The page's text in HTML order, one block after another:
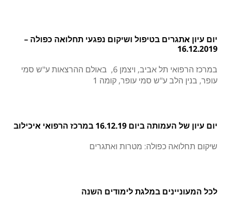
יום עיון אתגרים בטיפול ושיקום נפגעי תחלואה כפולה –
16.12.2019
במרכז הרפואי תל אביב, ויצמן 6, באולם ההרצאות ע"ש סמי
עופר, בנין הלב ע"ש סמי עופר, קומה 1
יום עיון של העמותה ביום 16.12.19 במרכז הרפואי איכילוב
שיקום תחלואה כפולה: מטרות ואתגרים
לכל המעוניינים במלגת לימודים השנה